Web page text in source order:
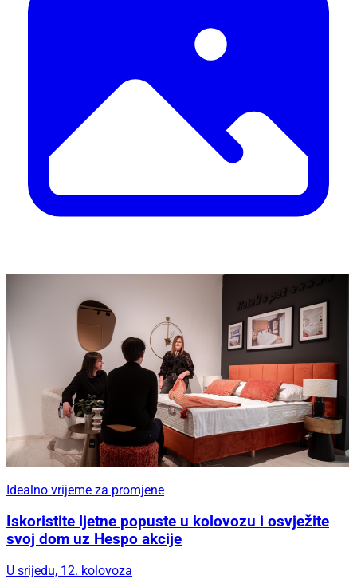
Idealno vrijeme za promjene
Iskoristite ljetne popuste u kolovozu i osvježite
svoj dom uz Hespo akcije
U srijedu, 12. kolovoza